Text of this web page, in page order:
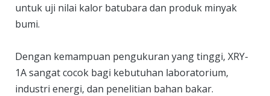
untuk uji nilai kalor batubara dan produk minyak
bumi.
Dengan kemampuan pengukuran yang tinggi, XRY-
1A sangat cocok bagi kebutuhan laboratorium,
industri energi, dan penelitian bahan bakar.